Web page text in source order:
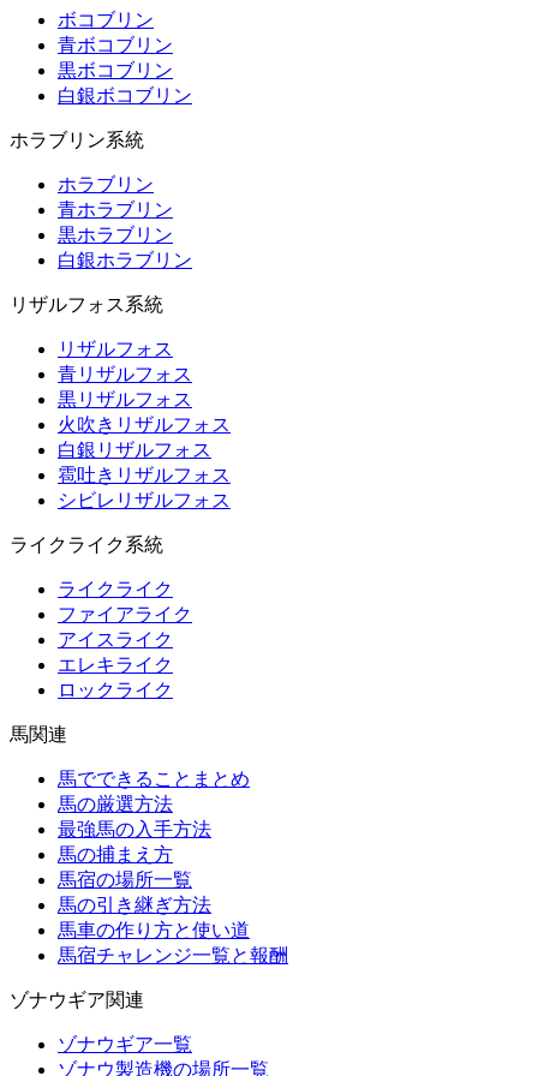
ボコブリン
青ボコブリン
黒ボコブリン
白銀ボコブリン
ホラブリン系統
ホラブリン
青ホラブリン
黒ホラブリン
白銀ホラブリン
リザルフォス系統
リザルフォス
青リザルフォス
黒リザルフォス
火吹きリザルフォス
白銀リザルフォス
雹吐きリザルフォス
シビレリザルフォス
ライクライク系統
ライクライク
ファイアライク
アイスライク
エレキライク
ロックライク
馬関連
馬でできることまとめ
馬の厳選方法
最強馬の入手方法
馬の捕まえ方
馬宿の場所一覧
馬の引き継ぎ方法
馬車の作り方と使い道
馬宿チャレンジ一覧と報酬
ゾナウギア関連
ゾナウギア一覧
ゾナウ製造機の場所一覧